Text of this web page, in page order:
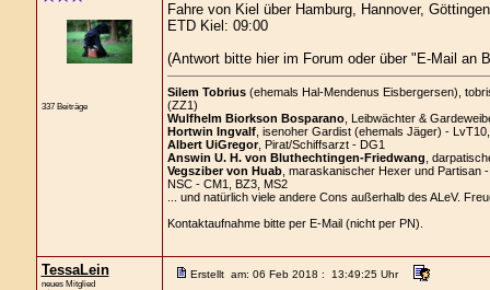
337 Beiträge
Fahre von Kiel über Hamburg, Hannover,
ETD Kiel: 09:00
(Antwort bitte hier im Forum oder über "E-Mail an
Silem Tobrius(ehemals Hal-Mendenus Eisbergersen),
(ZZ1)
Wulfhelm Biorkson Bosparano, Leibwächter &
Hortwin Ingvalf, isenoher Gardist (ehemals Jäger) -
Albert UiGregor, Pirat/Schiffsarzt - DG1
Answin U. H. von Bluthechtingen-Friedwang ,
Vegsziber von Huab, maraskanischer Hexer und Partisan
NSC - CM1, BZ3, MS2
... und natürlich viele andere Cons außerhalb des ALeV.
Kontaktaufnahme bitte per E-Mail (nicht per PN).
TessaLein
neues Mitglied
Erstellt am: 06 Feb 2018 : 13:49:25 Uhr